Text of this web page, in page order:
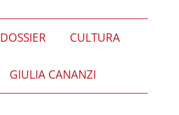
DOSSIER CULTURA
GIULIA CANANZI